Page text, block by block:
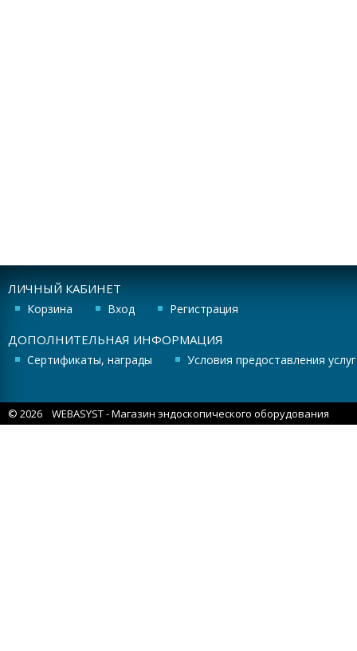
ЛИЧНЫЙ КАБИНЕТ
Корзина Вход Регистрация
ДОПОЛНИТЕЛЬНАЯ ИНФОРМАЦИЯ
Сертификаты, награды Условия предоставления услуг
© 2026 WEBASYST- Магазин эндоскопического оборудования